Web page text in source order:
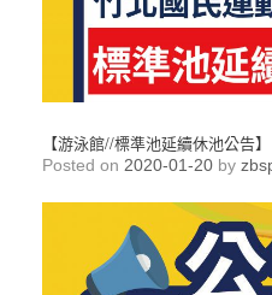
【游泳館//標準池延續休池公告】
Posted on 2020-01-20 by